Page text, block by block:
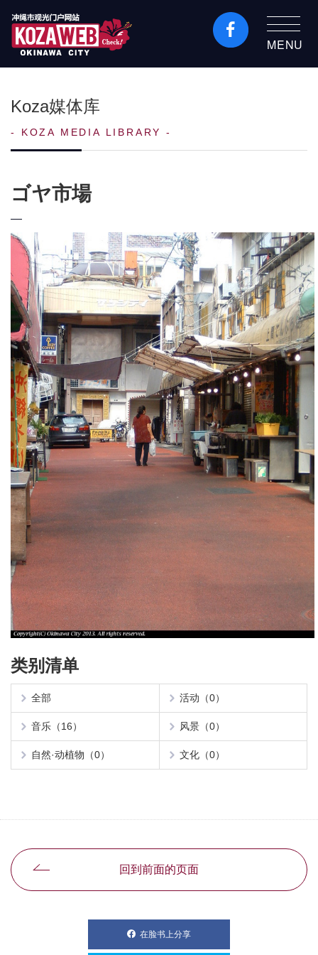
冲绳市旅游门户网站
MENU
Koza媒体库
KOZA MEDIA LIBRARY
ゴヤ市場
类别清单
全部 活动（0）
音乐（16） 风景（0）
自然·动植物（0） 文化（0）
回到前面的页面
在脸书上分享